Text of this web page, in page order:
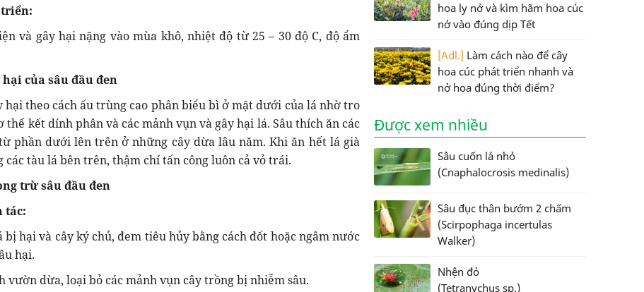
và gây hại nặng vào mùa khô, nhiệt độ từ 25 – 30 độ C, độ ẩm
của sâu đầu đen
hại theo cách ấu trùng cao phân biểu bì ở mặt dưới của lá nhờ tro
thể kết dính phân và các mảnh vụn và gây hại lá. Sâu thích ăn các
phần dưới lên trên ở những cây dừa lâu năm. Khi ăn hết lá già
các tàu lá bên trên, thậm chí tấn công luôn cả vỏ trái.
trừ sâu đầu đen
tác:
bị hại và cây ký chủ, đem tiêu hủy bằng cách đốt hoặc ngâm nước
hại.
vườn dừa, loại bỏ các mảnh vụn cây trồng bị nhiễm sâu.
hoa ly nở và kìm hãm hoa cúc
nở vào đúng dịp Tết
[Adl.] Làm cách nào để cây
hoa cúc phát triển nhanh và
nở hoa đúng thời điểm?
Được xem nhiều
Sâu cuốn lá nhỏ
(Cnaphalocrosis medinalis)
Sâu đục thân bướm 2 chấm
(Scirpophaga incertulas
Walker)
Nhện đỏ
(Tetranychus sp.)